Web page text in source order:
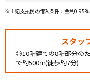
※上記支払例の借入条件：金利
スタッ
◎10階建ての8階部分の
で約500ｍ(徒歩約7分)